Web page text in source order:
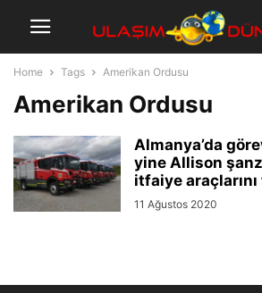
Home Tags Amerikan Ordusu
Amerikan Ordusu
Almanya’da
yine Allison
itfaiye
11 Ağustos 2020